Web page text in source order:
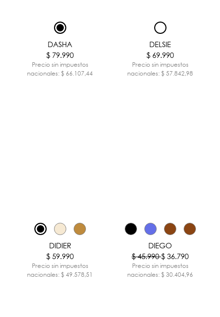
DASHA
$ 79.990
Precio sin impuestos
nacionales: $ 66.107,44
DELSIE
$ 69.990
Precio sin impuestos
nacionales: $ 57.842,98
DIDIER
$ 59.990
Precio sin impuestos
nacionales: $ 49.578,51
-20%
DIEGO
$ 45.990$ 36.790
Precio sin impuestos
nacionales: $ 30.404,96